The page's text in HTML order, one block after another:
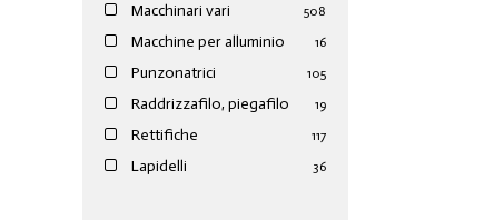
Macchinari vari 508
Macchine per alluminio 16
Punzonatrici 105
Raddrizzafilo, piegafilo 19
Rettifiche 117
Lapidelli 36